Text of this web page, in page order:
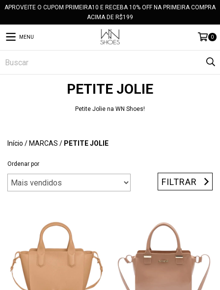
APROVEITE O CUPOM PRIMEIRA10 E RECEBA 10% OFF NA PRIMEIRA COMPRA
ACIMA DE R$199
MENU 0
PETITE JOLIE
Petite Jolie na WN Shoes!
Início / MARCAS / PETITE JOLIE
Ordenar por
FILTRAR